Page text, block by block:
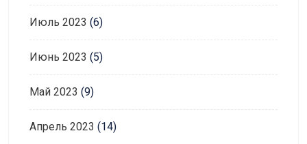
Июль 2023 (6)
Июнь 2023 (5)
Май 2023 (9)
Апрель 2023 (14)